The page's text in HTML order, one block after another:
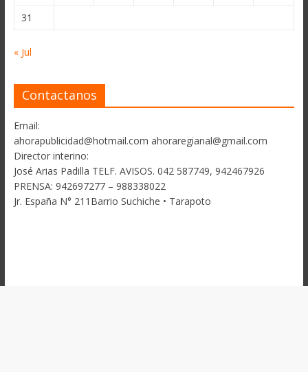
31
« Jul
Contactanos
Email:
ahorapublicidad@hotmail.com ahoraregianal@gmail.com
Director interino:
José Arias Padilla TELF. AVISOS. 042 587749, 942467926
PRENSA: 942697277 – 988338022
Jr. España N° 211Barrio Suchiche • Tarapoto